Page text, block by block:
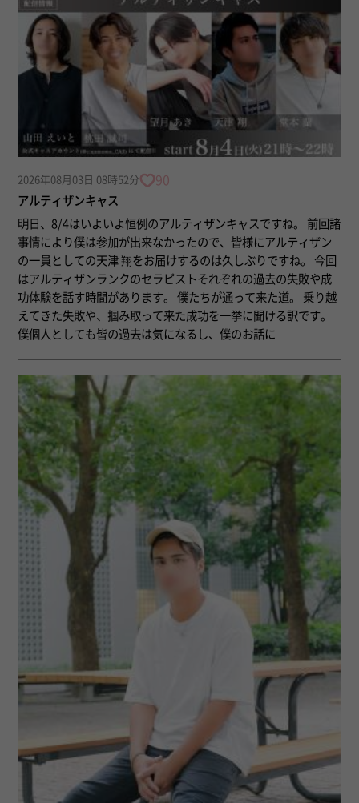
2026年08月03日 08時52分 90
アルティザンキャス
明日、8/4はいよいよ恒例のアルティザンキャスですね。 前回諸
事情により僕は参加が出来なかったので、皆様にアルティザン
の一員としての天津 翔をお届けするのは久しぶりですね。 今回
はアルティザンランクのセラピストそれぞれの過去の失敗や成
功体験を話す時間があります。 僕たちが通って来た道。 乗り越
えてきた失敗や、掴み取って来た成功を一挙に聞ける訳です。
僕個人としても皆の過去は気になるし、僕のお話に